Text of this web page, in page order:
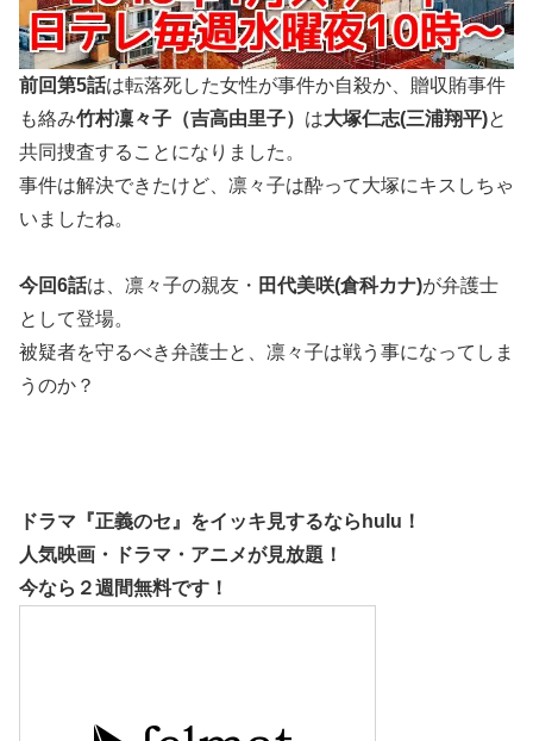
前回第5話は転落死した女性が事件か自殺か、贈収賄事件
も絡み竹村凜々子（吉高由里子） は大塚仁志(三浦翔平)と
共同捜査することになりました。
事件は解決できたけど、凛々子は酔って大塚にキスしちゃ
いましたね。
今回6話は、凛々子の親友・ 田代美咲(倉科カナ)が弁護士
として登場。
被疑者を守るべき弁護士と、凛々子は戦う事になってしま
うのか？
ドラマ『正義のセ』をイッキ見するなら hulu ！
人気映画・ドラマ・アニメが見放題！
今なら２週間無料です！